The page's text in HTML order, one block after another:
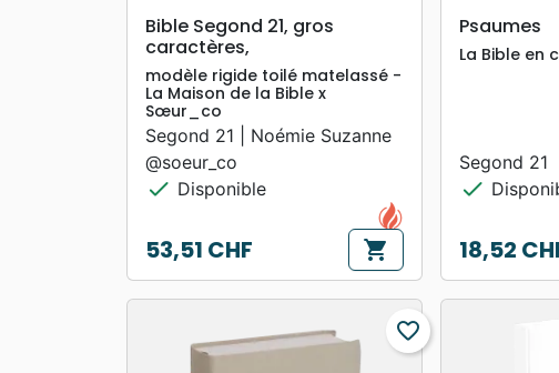
search APERÇU RAPIDE
Bible Segond 21, gros
caractères,
modèle rigide toilé matelassé -
La Maison de la Bible x
Sœur_co
Segond 21 | Noémie Suzanne
@soeur_co
check Disponible
Prix
53,51 CHF shopping_cart
Psaumes
La Bible en
Segond 21
check
Prix
18,52
favorite_border